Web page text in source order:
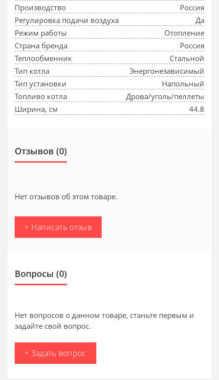
Производство
Россия
Регулировка подачи воздуха
Да
Режим работы
Отопление
Страна бренда
Россия
Теплообменник
Стальной
Тип котла
Энергонезависимый
Тип установки
Напольный
Топливо котла
Дрова/уголь/пеллеты
Ширина, см
44.8
Отзывов (0)
Нет отзывов об этом товаре.
+ Написать отзыв
Вопросы (0)
Нет вопросов о данном товаре, станьте первым и
задайте свой вопрос.
+ Задать вопрос